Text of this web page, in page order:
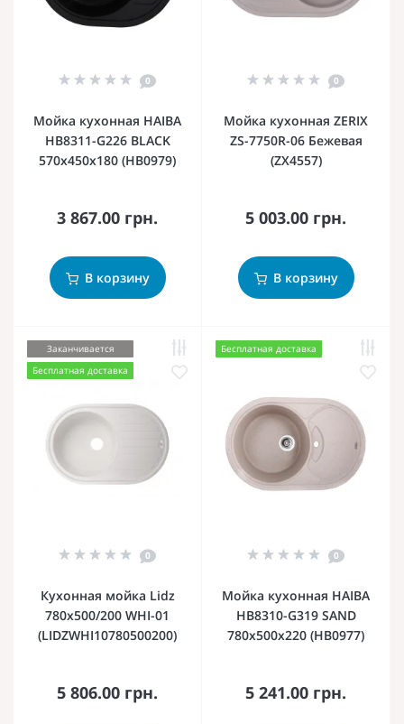
0
Мойка кухонная HAIBA
HB8311-G226 BLACK
570x450x180 (HB0979)
3 867.00 грн.
В корзину
0
Мойка кухонная ZERIX
ZS-7750R-06 Бежевая
(ZX4557)
5 003.00 грн.
В корзину
Заканчивается
Бесплатная доставка
0
Кухонная мойка Lidz
780x500/200 WHI-01
(LIDZWHI10780500200)
5 806.00 грн.
Бесплатная доставка
0
Мойка кухонная HAIBA
HB8310-G319 SAND
780x500x220 (HB0977)
5 241.00 грн.